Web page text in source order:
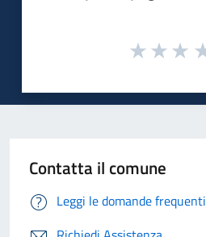
Contatta il comune
Leggi le domande frequenti